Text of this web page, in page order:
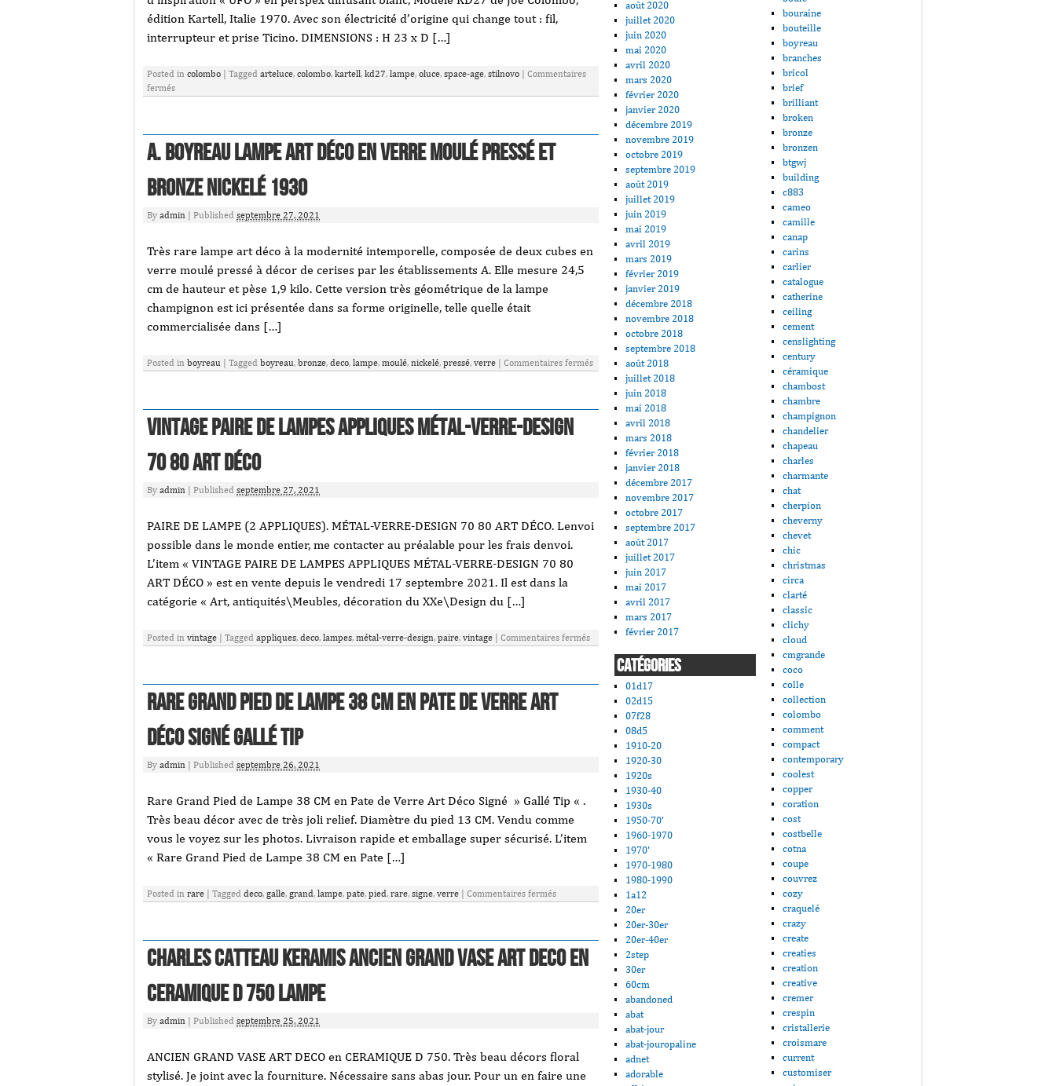
édition Kartell, Italie 1970. Avec son électricité d’origine qui change tout : fil,
interrupteur et prise Ticino. DIMENSIONS : H 23 x D […]
Posted in colombo Tagged arteluce, colombo, kartell, kd27, lampe, oluce, space-age, stilnovo
Commentaires
fermés
A. Boyreau Lampe Art Déco En Verre Moulé Pressé Et
Bronze Nickelé 1930
By admin Published septembre 27, 2021
Très rare lampe art déco à la modernité intemporelle, composée de deux cubes en
verre moulé pressé à décor de cerises par les établissements A. Elle mesure 24,5
cm de hauteur et pèse 1,9 kilo. Cette version très géométrique de la lampe
champignon est ici présentée dans sa forme originelle, telle quelle était
commercialisée dans […]
Posted in boyreau Tagged boyreau, bronze, deco, lampe, moulé, nickelé, pressé, verre Commentaires fermés
Vintage Paire De Lampes Appliques Métal-verre-design
70 80 Art Déco
By admin Published septembre 27, 2021
PAIRE DE LAMPE (2 APPLIQUES). MÉTAL-VERRE-DESIGN 70 80 ART DÉCO. Lenvoi
possible dans le monde entier, me contacter au préalable pour les frais denvoi.
L’item « VINTAGE PAIRE DE LAMPES APPLIQUES MÉTAL-VERRE-DESIGN 70 80
ART DÉCO » est en vente depuis le vendredi 17 septembre 2021. Il est dans la
catégorie « Art, antiquités\Meubles, décoration du XXe\Design du […]
Posted in vintage Tagged appliques, deco, lampes, métal-verre-design, paire, vintage Commentaires fermés
Rare Grand Pied de Lampe 38 CM en Pate de Verre Art
Déco Signé Gallé Tip
By admin Published septembre 26, 2021
Rare Grand Pied de Lampe 38 CM en Pate de Verre Art Déco Signé » Gallé Tip « .
Très beau décor avec de très joli relief. Diamètre du pied 13 CM. Vendu comme
vous le voyez sur les photos. Livraison rapide et emballage super sécurisé. L’item
« Rare Grand Pied de Lampe 38 CM en Pate […]
Posted in rare Tagged deco, galle, grand, lampe, pate, pied, rare, signe, verre Commentaires fermés
Charles Catteau Keramis ANCIEN GRAND VASE ART DECO en
CERAMIQUE D 750 LAMPE
By admin Published septembre 25, 2021
ANCIEN GRAND VASE ART DECO en CERAMIQUE D 750. Très beau décors floral
stylisé. Je joint avec la fourniture. Nécessaire sans abas jour. Pour un en faire une
août 2020
juillet 2020
juin 2020
mai 2020
avril 2020
mars 2020
février 2020
janvier 2020
décembre 2019
novembre 2019
octobre 2019
septembre 2019
août 2019
juillet 2019
juin 2019
mai 2019
avril 2019
mars 2019
février 2019
janvier 2019
décembre 2018
novembre 2018
octobre 2018
septembre 2018
août 2018
juillet 2018
juin 2018
mai 2018
avril 2018
mars 2018
février 2018
janvier 2018
décembre 2017
novembre 2017
octobre 2017
septembre 2017
août 2017
juillet 2017
juin 2017
mai 2017
avril 2017
mars 2017
février 2017
CATÉGORIES
01d17
02d15
07f28
08d5
1910-20
1920-30
1920s
1930-40
1930s
1950-70'
1960-1970
1970'
1970-1980
1980-1990
1a12
20er
20er-30er
20er-40er
2step
30er
60cm
abandoned
abat
abat-jour
abat-jouropaline
adnet
adorable
bouraine
bouteille
boyreau
branches
bricol
brief
brilliant
broken
bronze
bronzen
btgwj
building
c883
cameo
camille
canap
carins
carlier
catalogue
catherine
ceiling
cement
censlighting
century
céramique
chambost
chambre
champignon
chandelier
chapeau
charles
charmante
chat
cherpion
cheverny
chevet
chic
christmas
circa
clarté
classic
clichy
cloud
cmgrande
coco
colle
collection
colombo
comment
compact
contemporary
coolest
copper
coration
cost
costbelle
cotna
coupe
couvrez
cozy
craquelé
crazy
create
creaties
creation
creative
cremer
crespin
cristallerie
croismare
current
customiser